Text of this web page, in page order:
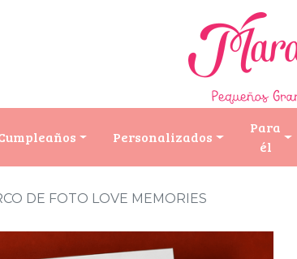
Personalizados
Para
él
DE FOTO LOVE MEMORIES